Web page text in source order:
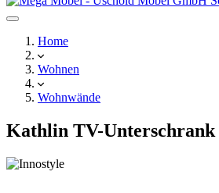
Home
Wohnen
Wohnwände
Kathlin TV-Unterschrank